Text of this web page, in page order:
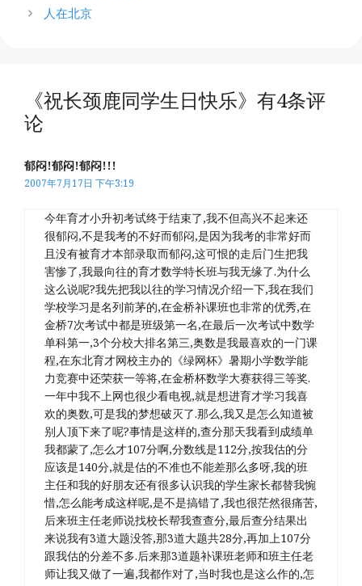
人在北京
《祝长颈鹿同学生日快乐》有4条评
论
郁闷!郁闷!郁闷!!!
2007年7月17日 下午3:19
今年育才小升初考试终于结束了,我不但高兴不起来还
很郁闷,不是我考的不好而郁闷,是因为我考的非常好而
且没有被育才本部录取而郁闷,这可恨的走后门生把我
害惨了,我最向往的育才数学特长班与我无缘了.为什么
这么说呢?我先把我以往的学习情况介绍一下,我在我们
学校学习是名列前茅的,在金桥补课班也非常的优秀,在
金桥7次考试中都是班级第一名,在最后一次考试中数学
单科第一,3个分校大排名第三,奥数是我最喜欢的一门课
程,在东北育才网校主办的《绿网杯》暑期小学数学能
力竞赛中还荣获一等将,在金桥杯数学大赛获得三等奖.
一年中我不上网也很少看电视,就是想进育才学习我喜
欢的奥数,可是我的梦想破灭了.那么,我又是怎么知道被
别人顶下来了呢?事情是这样的,查分那天我看到成绩单
我都蒙了,怎么才107分啊,分数线是112分,按我估的分
应该是140分,就是估的不准也不能差那么多呀,我的班
主任和我的好朋友还有很多认识我的学生家长都替我惋
惜,怎么能考成这样呢,是不是搞错了,我也很茫然很痛苦,
后来班主任老师说找校长帮我查查分,最后查分结果出
来说我有3道大题没答,那3道大题共28分,再加上107分
跟我估的分差不多.后来那3道题补课班老师和班主任老
师让我又做了一遍,我都作对了,当时我也是这么作的,怎